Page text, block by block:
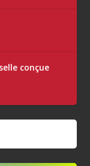
conçue